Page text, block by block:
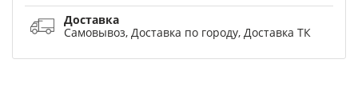
Доставка
Самовывоз, Доставка по городу, Доставка ТК